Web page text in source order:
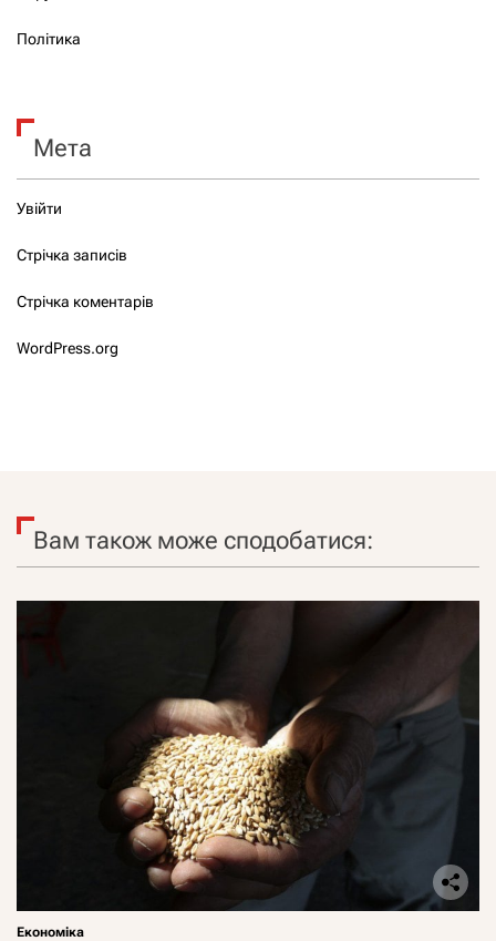
Політика
Мета
Увійти
Стрічка записів
Стрічка коментарів
WordPress.org
Вам також може сподобатися:
Економіка